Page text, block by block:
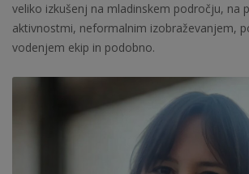
veliko izkušenj na mladinskem področju, na
aktivnostmi, neformalnim izobraževanjem,
vodenjem ekip in podobno.